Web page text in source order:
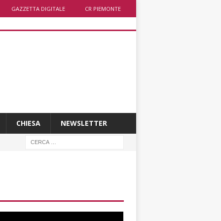
GAZZETTA DIGITALE CR PIEMONTE
CHIESA NEWSLETTER